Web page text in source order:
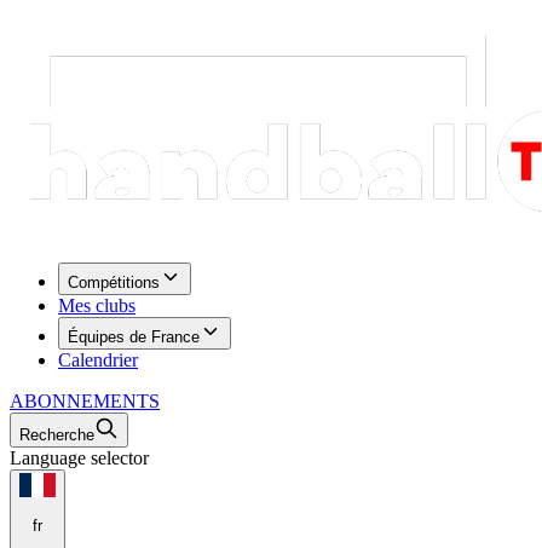
Compétitions
Mes clubs
Équipes de France
Calendrier
ABONNEMENTS
Recherche
Language selector
fr